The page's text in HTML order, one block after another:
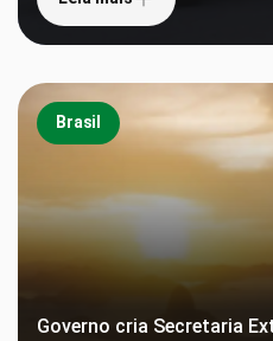
Brasil
Governo cria Secretaria